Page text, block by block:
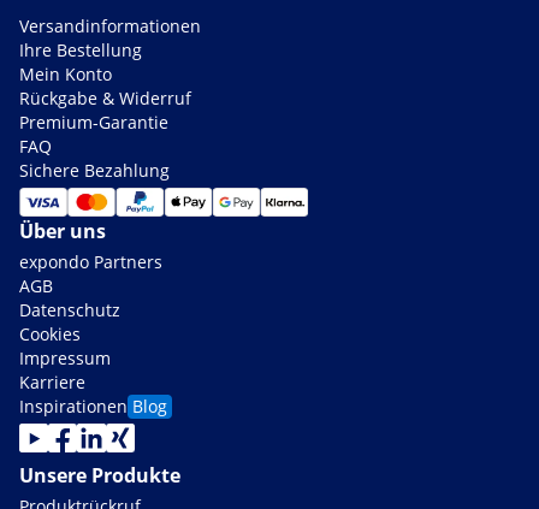
Versandinformationen
Ihre Bestellung
Mein Konto
Rückgabe & Widerruf
Premium-Garantie
FAQ
Sichere Bezahlung
Über uns
expondo Partners
AGB
Datenschutz
Cookies
Impressum
Karriere
Inspirationen Blog
Unsere Produkte